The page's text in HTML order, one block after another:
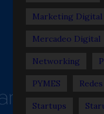
Marketing Digital
Mercadeo Digital
Networking
PYMES
Startups